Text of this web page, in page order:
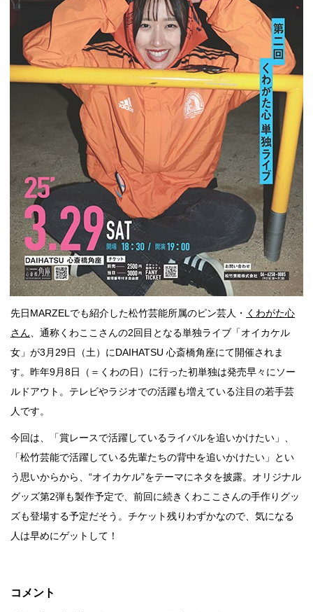
ージ
写真
才
叶える
阪
の文
化
とは応援
ること
行動
ザインを
筋トレ
ツを作
る
りどり
先日MARZELでも紹介した松竹芸能所属のピン芸人・ くわがた心
さん 、通称くわここさんの2回目となる単独ライブ「オイカケル
女」が3月29日（土）にDAIHATSU 心斎橋角座にて開催されま
す。昨年9月8日（＝くわの日）に行った初単独は発売早々にソー
ルドアウト。テレビやラジオでの活躍も増えている注目の若手芸
人です。
今回は、「賞レースで活躍しているライバルを追いかけたい」、
「松竹芸能で活躍している先輩たちの背中を追いかけたい」とい
う思いからから、“オイカケル”をテーマにネタを披露。オリジナル
グッズ第2弾も製作予定で、前回に続きくわここさんの手作りグッ
ズも登場する予定だそう。チケット残りわずかなので、気になる
人は早めにゲットして！
コメント